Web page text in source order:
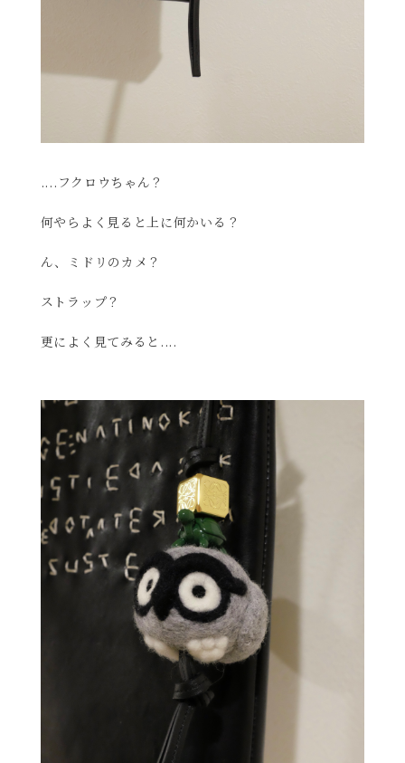
....フクロウちゃん？
何やらよく見ると上に何かいる？
ん、ミドリのカメ？
ストラップ？
更によく見てみると....